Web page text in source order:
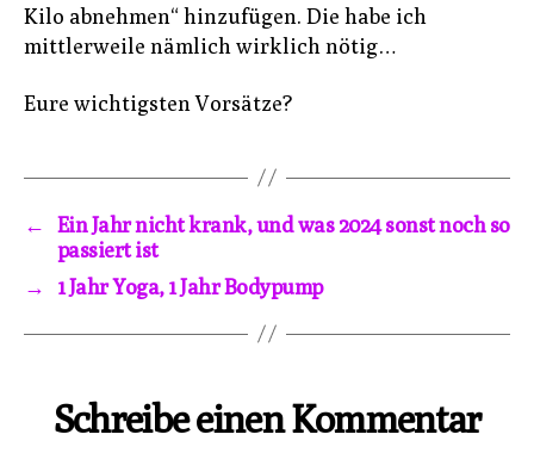
Kilo abnehmen“ hinzufügen. Die habe ich
mittlerweile nämlich wirklich nötig…
Eure wichtigsten Vorsätze?
←
Ein Jahr nicht krank, und was 2024 sonst noch so
passiert ist
→
1 Jahr Yoga, 1 Jahr Bodypump
Schreibe einen Kommentar